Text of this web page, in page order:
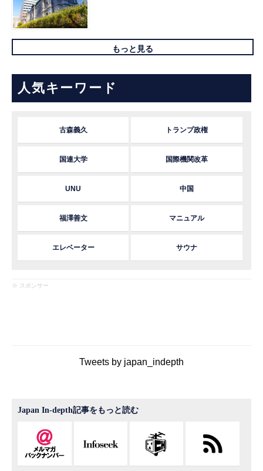
もっと見る
人気キーワード
古森義久 トランプ政権
国連大学 国際機関改革
UNU 中国
福澤善文 マニュアル
エレベーター サウナ
※ スポンサー
Tweets by japan_indepth
Japan In-depth記事をもっと読む